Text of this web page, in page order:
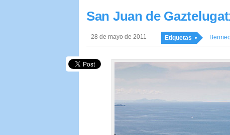
San Juan de
28 de mayo de 2011 Etiquetas